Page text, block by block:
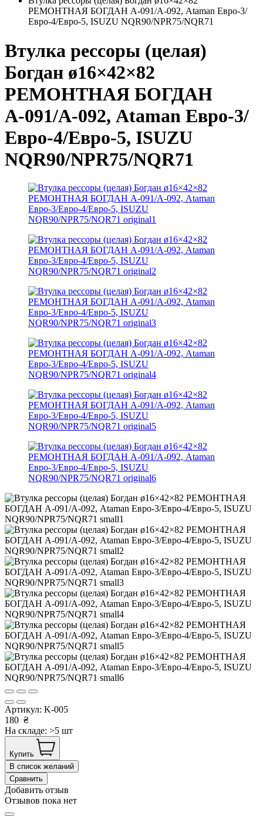
РЕМОНТНАЯ БОГДАН А-091/А-092, Ataman Евро-3/
Евро-4/Евро-5, ISUZU NQR90/NPR75/NQR71
Втулка рессоры (целая)
Богдан ø16×42×82
РЕМОНТНАЯ БОГДАН
А-091/А-092, Ataman Евро-3/
Евро-4/Евро-5, ISUZU
NQR90/NPR75/NQR71
Артикул: K-005
180 ₴
На складе: >5 шт
Купить
В список желаний
Сравнить
Добавить отзыв
Отзывов пока нет